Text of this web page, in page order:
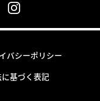
バシーポリシー
基づく表記